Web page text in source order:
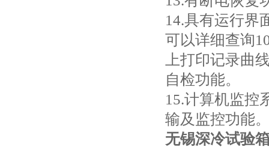
14.具有运行界
可以详细查询
上打印记录曲
自检功能。
15.计算机监控
输及监控功能
无锡深冷试验